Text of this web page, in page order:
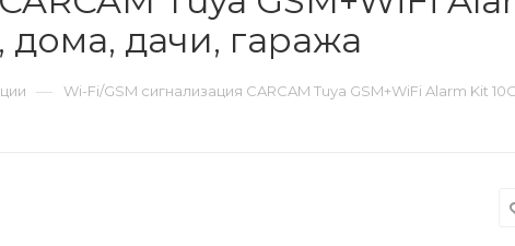
дачи, гаража
— Wi-Fi/GSM сигнализация CARCAM Tuya GSM+WiFi Alarm Kit